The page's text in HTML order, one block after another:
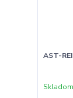
AST-
Skladom